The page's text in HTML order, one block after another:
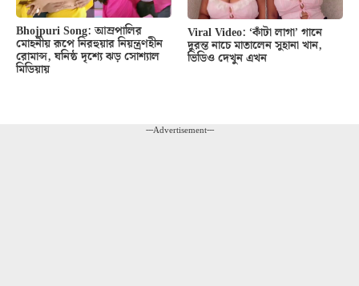
Bhojpuri Song: আম্রপালির
মোহনীয় রূপে নিরহুয়ার নিয়ন্ত্রণহীন
রোমান্স, ঘনিষ্ঠ দৃশ্যে ঝড় সোশ্যাল
মিডিয়ায়
Viral Video: ‘কাঁটা লাগা’ গানে
দুরন্ত নাচে মাতালেন সুহানা খান,
ভিডিও দেখুন এখন
---Advertisement---